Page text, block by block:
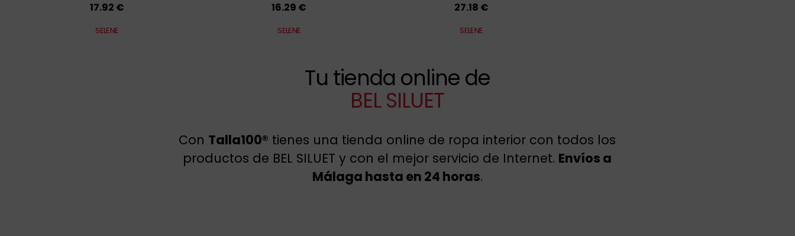
17.92 €
SELENE
16.29 €
SELENE
27.18 €
SELENE
Tu tienda online de
BEL SILUET
Con Talla100® tienes una tienda online de ropa interior con todos los
productos de BEL SILUET y con el mejor servicio de Internet. Envíos a
Málaga hasta en 24 horas.